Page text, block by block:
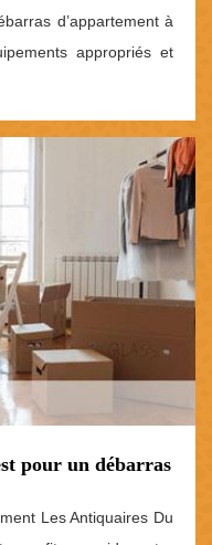
d’appartement à
appropriés et
pour un débarras
Les Antiquaires Du